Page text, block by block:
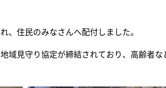
、住民のみなさんへ配付しました。
域見守り協定が締結されており、高齢者